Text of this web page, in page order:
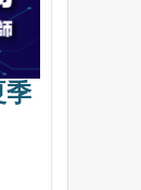
季